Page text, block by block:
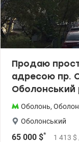
Продаю
адресою пр.
Оболонський
Оболонь,
Оболонський
65 000 $* 1 413 $